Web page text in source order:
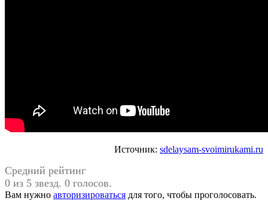
Источник: sdelaysam-svoimirukami.ru
Средний рейтинг
0 из 5 звезд. 0 голосов.
Вам нужно авторизироваться для того, чтобы проголосовать.